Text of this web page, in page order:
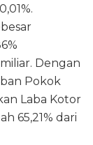
Dengan
Pokok
Laba Kotor
65,21% dari